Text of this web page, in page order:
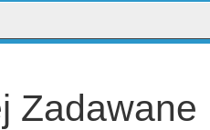
Zadawane